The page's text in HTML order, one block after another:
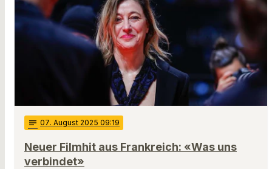
notes 07. August 2025 09:19
Neuer Filmhit aus Frankreich: «Was uns
verbindet»